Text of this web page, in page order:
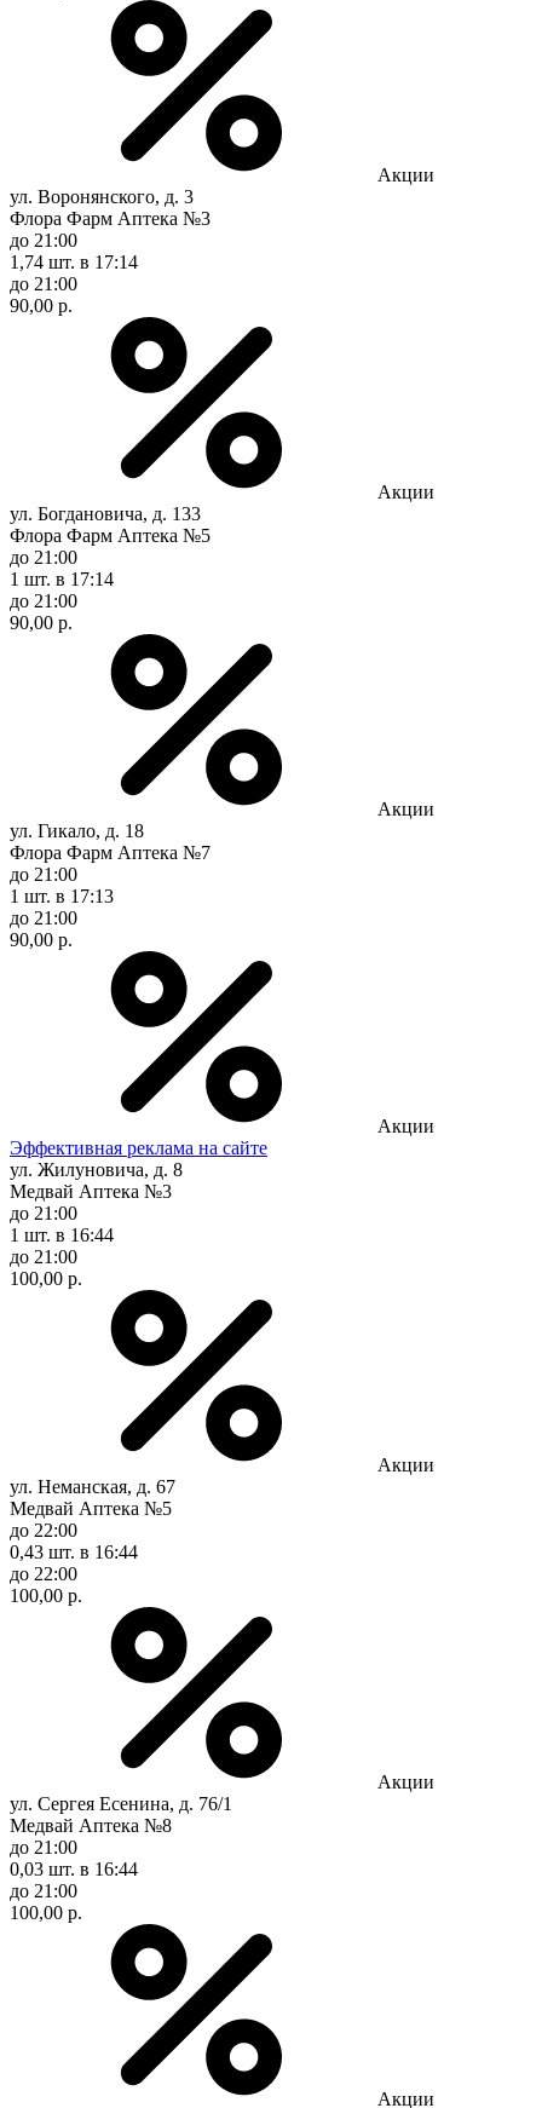
Акции
ул. Воронянского, д. 3
Флора Фарм Аптека №3
до 21:00
1,74 шт. в 17:14
до 21:00
90,00 р.
Акции
ул. Богдановича, д. 133
Флора Фарм Аптека №5
до 21:00
1 шт. в 17:14
до 21:00
90,00 р.
Акции
ул. Гикало, д. 18
Флора Фарм Аптека №7
до 21:00
1 шт. в 17:13
до 21:00
90,00 р.
Акции
Эффективная реклама на сайте
ул. Жилуновича, д. 8
Медвай Аптека №3
до 21:00
1 шт. в 16:44
до 21:00
100,00 р.
Акции
ул. Неманская, д. 67
Медвай Аптека №5
до 22:00
0,43 шт. в 16:44
до 22:00
100,00 р.
Акции
ул. Сергея Есенина, д. 76/1
Медвай Аптека №8
до 21:00
0,03 шт. в 16:44
до 21:00
100,00 р.
Акции